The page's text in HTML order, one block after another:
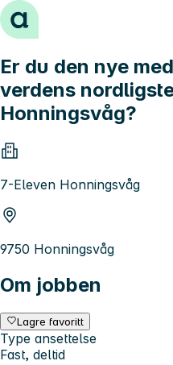
Hopp til innhold
Er du den nye
verdens
Honningsvåg?
7-Eleven Honningsvåg
9750 Honningsvåg
Om jobben
Lagre favoritt
Type ansettelse
Fast, deltid